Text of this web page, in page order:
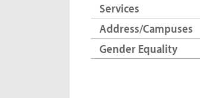
Services
Address/Campuses
Gender Equality